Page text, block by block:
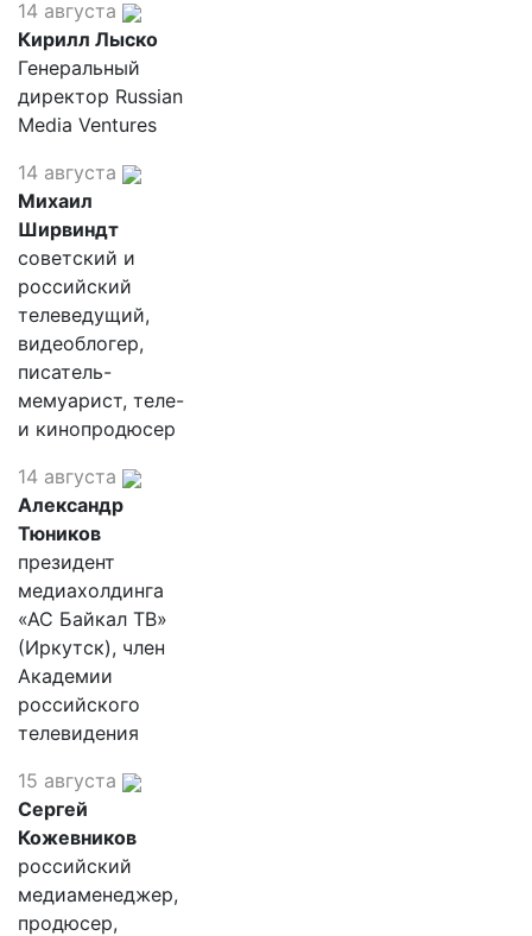
14 августа
Кирилл Лыско
Генеральный
директор Russian
Media Ventures
14 августа
Михаил
Ширвиндт
советский и
российский
телеведущий,
видеоблогер,
писатель-
мемуарист, теле-
и кинопродюсер
14 августа
Александр
Тюников
президент
медиахолдинга
«АС Байкал ТВ»
(Иркутск), член
Академии
российского
телевидения
15 августа
Сергей
Кожевников
российский
медиаменеджер,
продюсер,